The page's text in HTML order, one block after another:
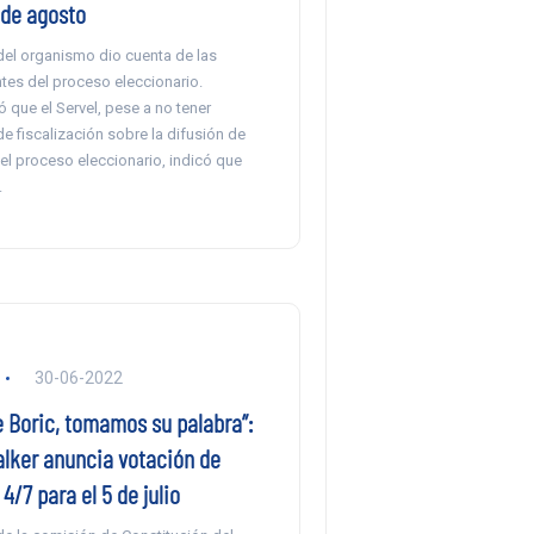
agosto
organismo dio cuenta de las
del proceso eleccionario.
que el Servel, pese a no tener
fiscalización sobre la difusión de
proceso eleccionario, indicó que
30-06-2022
Boric, tomamos su palabra”:
anuncia votación de
7 para el 5 de julio